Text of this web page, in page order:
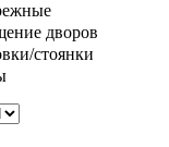
дворов
стоянки